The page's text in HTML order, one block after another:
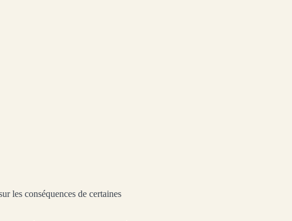
les conséquences de certaines